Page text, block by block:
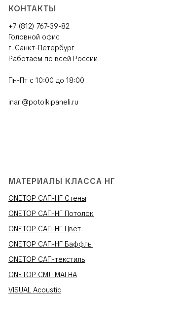
КОНТАКТЫ
+7 (812) 767-39-82
Головной офис
г. Санкт-Петербург
Работаем по всей России
Пн-Пт с 10:00 до 18:00
inari@potolkipaneli.ru
МАТЕРИАЛЫ КЛАССА НГ
ONETOP САП-НГ Стены
ONETOP САП-НГ Потолок
ONETOP САП-НГ Цвет
ONETOP САП-НГ Баффлы
ONETOP САП-текстиль
ONETOP СМЛ МАГНА
VISUAL Acoustic